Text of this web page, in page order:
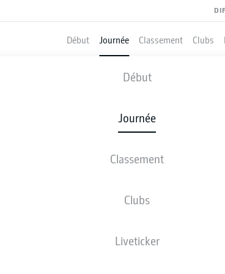
Début Journée Classement Clubs
Début
Journée
Classement
Clubs
Liveticker
HOFFENHEIM - ELVERSBERG
COMPOSITIONS STATISTIQUES
ven., 08.01.2027 - dim., 10.01.2027